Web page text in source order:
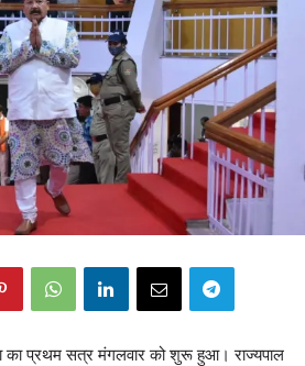
का प्रथम सत्र मंगलवार को शुरू हुआ। राज्यपाल